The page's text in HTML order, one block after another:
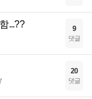
...?? 9
댓글
20
댓글